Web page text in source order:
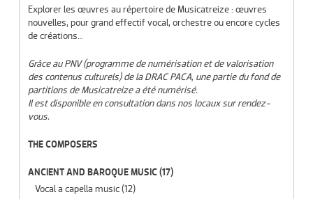
Explorer les œuvres au répertoire de Musicatreize : œuvres
nouvelles, pour grand effectif vocal, orchestre ou encore cycles
de créations…
Grâce au PNV (programme de numérisation et de valorisation
des contenus culturels) de la DRAC PACA, une partie du fond de
partitions de Musicatreize a été numérisé.
Il est disponible en consultation dans nos locaux sur rendez-
vous.
THE COMPOSERS
ANCIENT AND BAROQUE MUSIC(17)
Vocal a capella music(12)